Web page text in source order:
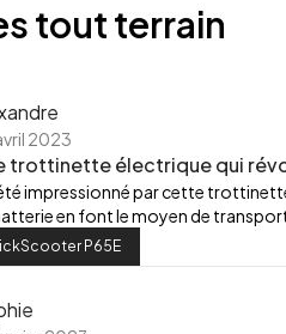
tout terrain
2023
trottinette électrique qui
impressionné par cette
en font le moyen de
P65E